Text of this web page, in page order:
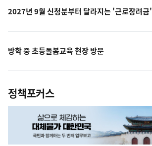
2027년 9월 신청분부터 달라지는 '근로장려금'
방학 중 초등돌봄교육 현장 방문
정책포커스